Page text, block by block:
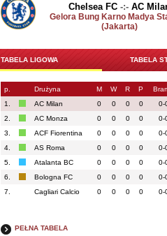
Chelsea FC -:- AC
Gelora Bung Karno Madya
(Jakarta)
TABELA LIGOWA TABELA
p. Drużyna M W R P
1.
AC Milan 0 0 0 0 0-
2.
AC Monza 0 0 0 0 0-
3.
ACF Fiorentina 0 0 0 0 0-
4.
AS Roma 0 0 0 0 0-
5.
Atalanta BC 0 0 0 0 0-
6.
Bologna FC 0 0 0 0 0-
7.
Cagliari Calcio 0 0 0 0 0-
PEŁNA TABELA